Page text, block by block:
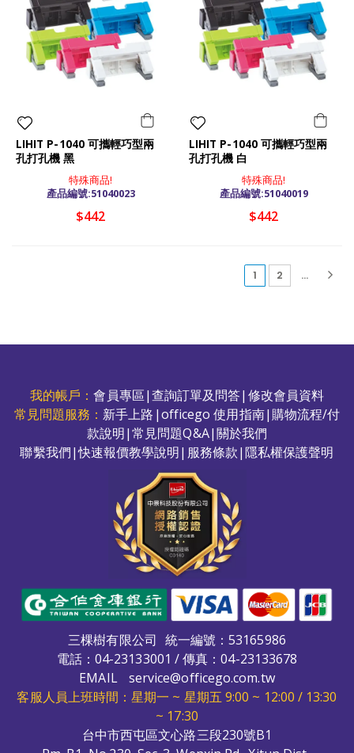
LIHIT P-1040 可攜輕巧型兩
孔打孔機 黑
特殊商品!
產品編號:51040023
$442
LIHIT P-1040 可攜輕巧型兩
孔打孔機 白
特殊商品!
產品編號:51040019
$442
1 (current)
2 ...
我的帳戶：會員專區|查詢訂單及問答| 修改會員資料
常見問題服務： 新手上路 |officego 使用指南|購物流程/付
款說明|常見問題Q&A|關於我們
聯繫我們|快速報價教學說明| 服務條款|隱私權保護聲明
三棵樹有限公司 統一編號：53165986
電話： 04-23133001 / 傳真：04-23133678
EMAIL
service@officego.com.tw
客服人員上班時間：星期一 ~ 星期五 9:00 ~ 12:00 / 13:30
~ 17:30
台中市西屯區文心路三段230號B1